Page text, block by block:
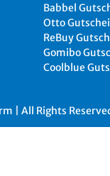
Babbel
Otto
ReBuy
Gomibo
Coolblue
| All Rights